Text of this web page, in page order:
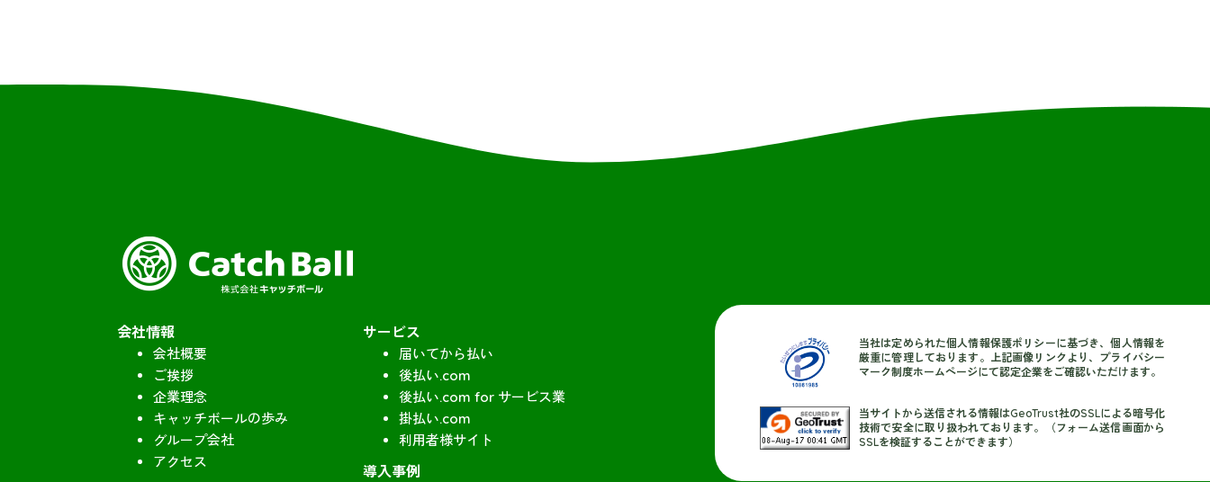
会社情報
会社概要
ご挨拶
企業理念
キャッチボールの歩み
グループ会社
アクセス
サービス
届いてから払い
後払い.com
後払い.com for サービス業
掛払い.com
利用者様サイト
導入事例
当社は定められた個人情報保護ポリシーに基づき、個人情報を
厳重に管理しております。上記画像リンクより、プライバシー
マーク制度ホームページにて認定企業をご確認いただけます。
当サイトから送信される情報はGeoTrust社のSSLによる暗号化
技術で安全に取り扱われております。（フォーム送信画面から
SSLを検証することができます）